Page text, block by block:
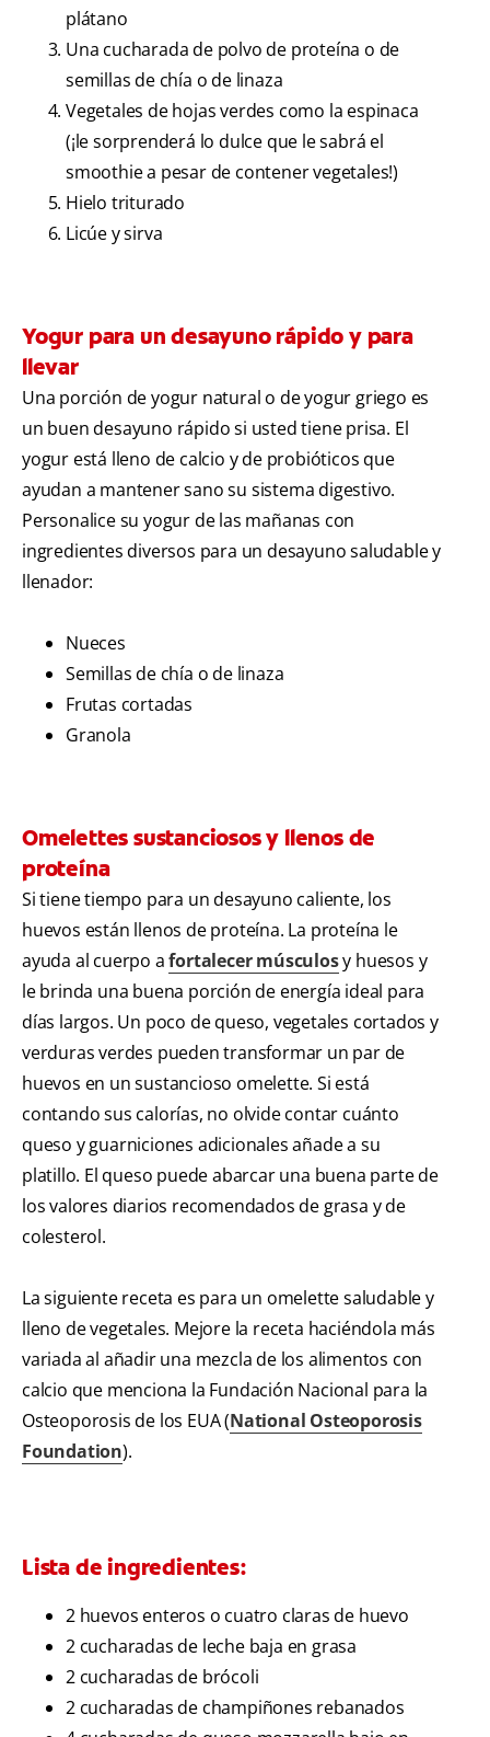
plátano
Una cucharada de polvo de proteína o de
semillas de chía o de linaza
Vegetales de hojas verdes como la espinaca
(¡le sorprenderá lo dulce que le sabrá el
smoothie a pesar de contener vegetales!)
Hielo triturado
Licúe y sirva
Yogur para un desayuno rápido y para
llevar
Una porción de yogur natural o de yogur griego es
un buen desayuno rápido si usted tiene prisa. El
yogur está lleno de calcio y de probióticos que
ayudan a mantener sano su sistema digestivo.
Personalice su yogur de las mañanas con
ingredientes diversos para un desayuno saludable y
llenador:
Nueces
Semillas de chía o de linaza
Frutas cortadas
Granola
Omelettes sustanciosos y llenos de
proteína
Si tiene tiempo para un desayuno caliente, los
huevos están llenos de proteína. La proteína le
ayuda al cuerpo afortalecer músculosy huesos y
le brinda una buena porción de energía ideal para
días largos. Un poco de queso, vegetales cortados y
verduras verdes pueden transformar un par de
huevos en un sustancioso omelette. Si está
contando sus calorías, no olvide contar cuánto
queso y guarniciones adicionales añade a su
platillo. El queso puede abarcar una buena parte de
los valores diarios recomendados de grasa y de
colesterol.
La siguiente receta es para un omelette saludable y
lleno de vegetales. Mejore la receta haciéndola más
variada al añadir una mezcla de los alimentos con
calcio que menciona la Fundación Nacional para la
Osteoporosis de los EUA (National Osteoporosis
Foundation).
Lista de ingredientes:
2 huevos enteros o cuatro claras de huevo
2 cucharadas de leche baja en grasa
2 cucharadas de brócoli
2 cucharadas de champiñones rebanados